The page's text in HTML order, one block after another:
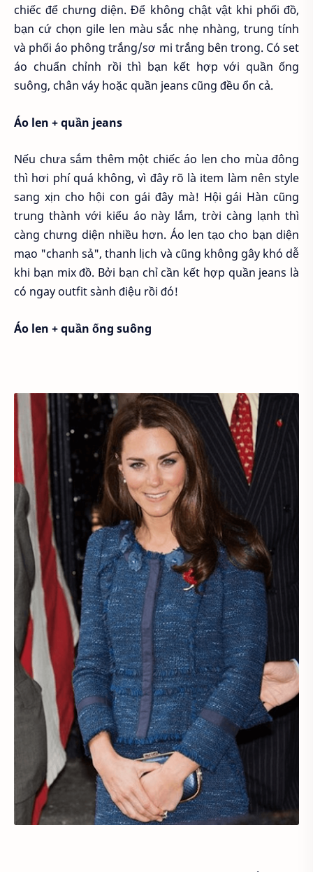
chiếc để chưng diện. Để không chật vật khi phối đồ,
bạn cứ chọn gile len màu sắc nhẹ nhàng, trung tính
và phối áo phông trắng/sơ mi trắng bên trong. Có set
áo chuẩn chỉnh rồi thì bạn kết hợp với quần ống
suông, chân váy hoặc quần jeans cũng đều ổn cả.
Áo len + quần jeans
Nếu chưa sắm thêm một chiếc áo len cho mùa đông
thì hơi phí quá không, vì đây rõ là item làm nên style
sang xịn cho hội con gái đây mà! Hội gái Hàn cũng
trung thành với kiểu áo này lắm, trời càng lạnh thì
càng chưng diện nhiều hơn. Áo len tạo cho bạn diện
mạo "chanh sả", thanh lịch và cũng không gây khó dễ
khi bạn mix đồ. Bởi bạn chỉ cần kết hợp quần jeans là
có ngay outfit sành điệu rồi đó!
Áo len + quần ống suông